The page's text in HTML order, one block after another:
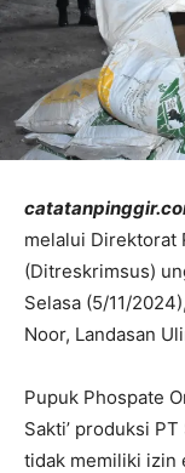
melalui Direktorat
(Ditreskrimsus)
Selasa (5/11/
Noor, Landasan
Pupuk Phospate
Sakti’ produksi
tidak memiliki izin